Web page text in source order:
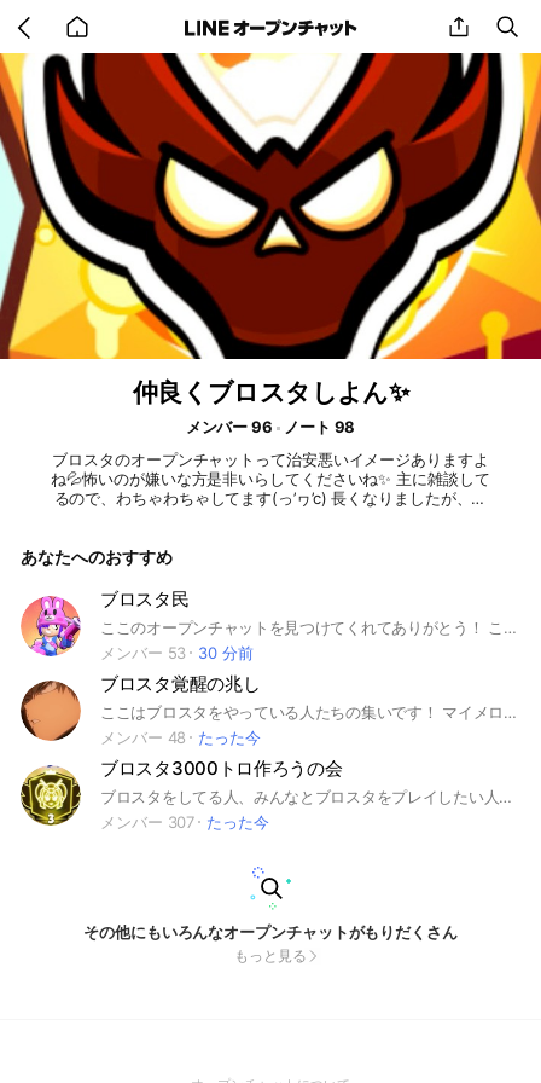
back
to
share
仲良くブロスタしよん✨
メンバー 96
ノート 98
ブロスタのオープンチャットって治安悪いイメージありますよ
ね💦怖いのが嫌いな方是非いらしてくださいね✨ 主に雑談して
るので、わちゃわちゃしてます(っ’ヮ’c) 長くなりましたが、雰
屋】なるものがあるので、意見交換はそこでお願いします！ #
あなたへのおすすめ
ブロスタ民
ここのオープンチャットを見つけてくれてありがとう！ ここではブロスタの事や雑談などをしています！ 主は最近始めたばかりの初心者なので色々と教えてくれると嬉しいです ！ ゲームの規約を守もれる方の参加を待ってます！！！ #ブロスタ #ランク #トロフィー #赤盾 #紺盾 #緑盾 #フレンド #フレバト #バトルロイヤル #エメラルドハント #エメハン #ブロストライカー #サッカー #ノックアウト #ノック #殲滅 #ホットゾーン #強奪 #ガチバトル #ガチバ #トロ上げ
メンバー 53
30 分前
ブロスタ覚醒の兆し
ここはブロスタをやっている人たちの集いです！ マイメロとクロミはどっち派ですか 本オプではマイメロ派とクロミ派による壮絶な激戦があります🔥
メンバー 48
たった今
ブロスタ3000トロ作ろうの会
ブロスタをしてる人、みんなとブロスタをプレイしたい人、キャリーしてもらいたい人、雑談、トロ上げ、ガチバ、どれかしらに興味がある人は入ろう！内のオプにはガチバやトロ上げでキャリーしてくれる人が多くいます！ ３００人まであと少し！ ブロスタ好き集まろう！
メンバー 307
たった今
その他にもいろんなオープンチャットがもりだくさん
もっと見る